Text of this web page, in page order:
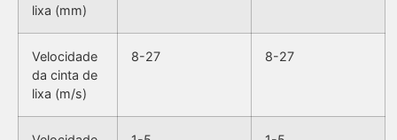
lixa (mm)
Velocidade
da cinta de
lixa (m/s)
8-27 8-27